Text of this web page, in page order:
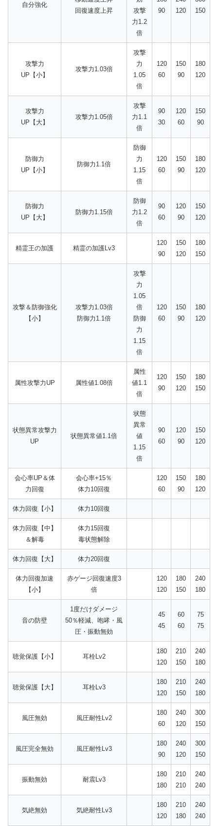
自分強化
回復速度上昇
攻撃
力1.2
倍
90
120
150
攻撃力
UP【小】
攻撃力1.03倍
攻撃
力
1.05
倍
120
60
150
90
180
120
攻撃力
UP【大】
攻撃力1.05倍
攻撃
力1.1
倍
90
30
120
60
150
90
防御力
UP【小】
防御力1.1倍
防御
力
1.15
倍
120
60
150
90
180
120
防御力
UP【大】
防御力1.15倍
防御
力1.2
倍
90
60
120
90
150
120
精霊王の加護 精霊の加護Lv3
120
90
150
120
180
150
攻撃＆防御強化
【小】
攻撃力1.03倍
防御力1.1倍
攻撃
力
1.05
倍
防御
力
1.15
倍
120
60
150
90
180
120
属性攻撃力UP 属性値1.08倍
属性
値1.1
倍
120
90
150
120
180
150
状態異常攻撃力
UP
状態異常値1.1倍
状態
異常
値
1.15
倍
90
60
120
90
150
120
会心率UP＆体
力回復
会心率+15％
体力10回復
120
60
150
90
180
120
体力回復【小】 体力10回復
体力回復【中】
＆解毒
体力15回復
毒状態解除
体力回復【大】 体力20回復
体力回復加速
【小】
赤ゲージ回復速度3
倍
120
120
180
150
240
180
音の防壁
1度だけダメージ
50％軽減、咆哮・風
圧・振動無効
45
45
60
60
75
75
聴覚保護【小】 耳栓Lv2
180
120
210
150
240
180
聴覚保護【大】 耳栓Lv3
180
120
210
150
240
180
風圧無効 風圧耐性Lv2
180
60
240
120
300
150
風圧完全無効 風圧耐性Lv3
180
90
240
120
300
150
振動無効 耐震Lv3
180
180
210
210
240
240
気絶無効 気絶耐性Lv3
180
120
210
180
240
240